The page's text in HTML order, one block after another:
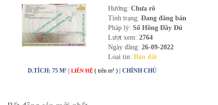
Hướng: Chưa rõ
Tình trạng: Đang đăng bán
Pháp lý: Sổ Hồng Đầy Đủ
Lượt xem: 2764
Ngày đăng: 26-09-2022
Loại tin: Bán đất
D.TÍCH: 75 M² | LIÊN HỆ ( trên m² ) | CHÍNH CHỦ